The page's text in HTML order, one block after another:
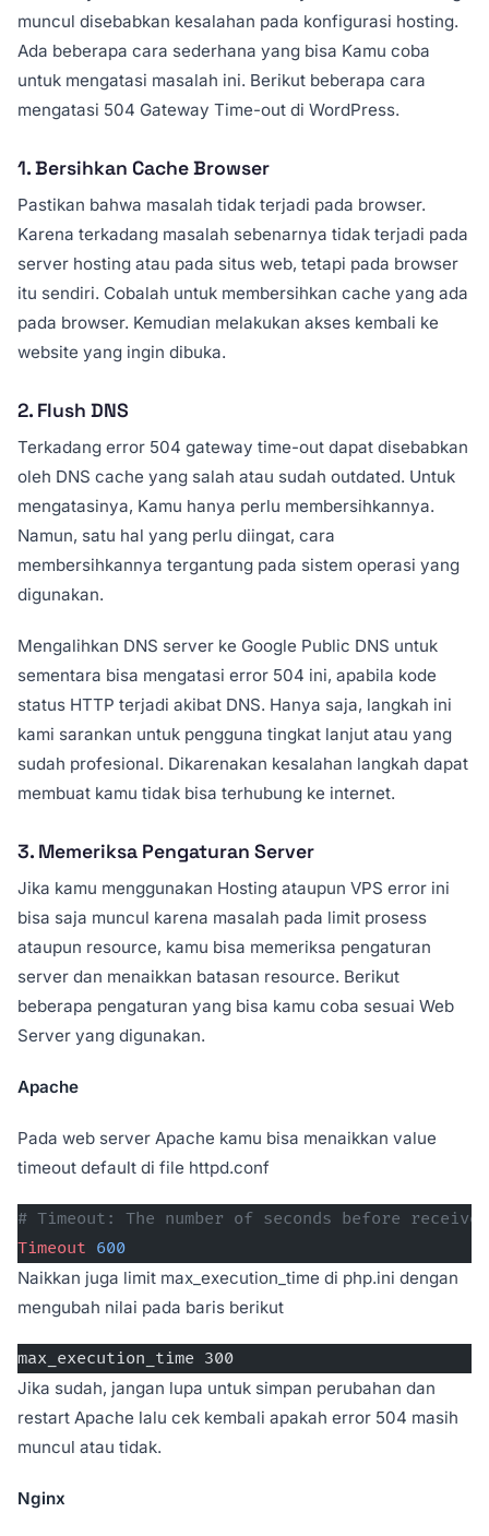
muncul disebabkan kesalahan pada konfigurasi hosting.
Ada beberapa cara sederhana yang bisa Kamu coba
untuk mengatasi masalah ini. Berikut beberapa cara
mengatasi 504 Gateway Time-out di WordPress.
1. Bersihkan Cache Browser
Pastikan bahwa masalah tidak terjadi pada browser.
Karena terkadang masalah sebenarnya tidak terjadi pada
server hosting atau pada situs web, tetapi pada browser
itu sendiri. Cobalah untuk membersihkan cache yang ada
pada browser. Kemudian melakukan akses kembali ke
website yang ingin dibuka.
2. Flush DNS
Terkadang error 504 gateway time-out dapat disebabkan
oleh DNS cache yang salah atau sudah outdated. Untuk
mengatasinya, Kamu hanya perlu membersihkannya.
Namun, satu hal yang perlu diingat, cara
membersihkannya tergantung pada sistem operasi yang
digunakan.
Mengalihkan DNS server ke Google Public DNS untuk
sementara bisa mengatasi error 504 ini, apabila kode
status HTTP terjadi akibat DNS. Hanya saja, langkah ini
kami sarankan untuk pengguna tingkat lanjut atau yang
sudah profesional. Dikarenakan kesalahan langkah dapat
membuat kamu tidak bisa terhubung ke internet.
3. Memeriksa Pengaturan Server
Jika kamu menggunakan Hosting ataupun VPS error ini
bisa saja muncul karena masalah pada limit prosess
ataupun resource, kamu bisa memeriksa pengaturan
server dan menaikkan batasan resource. Berikut
beberapa pengaturan yang bisa kamu coba sesuai Web
Server yang digunakan.
Apache
Pada web server Apache kamu bisa menaikkan value
timeout default di file httpd.conf
# Timeout: The number of seconds before
Timeout 600
Naikkan juga limit max_execution_time di php.ini dengan
mengubah nilai pada baris berikut
max_execution_time 300
Jika sudah, jangan lupa untuk simpan perubahan dan
restart Apache lalu cek kembali apakah error 504 masih
muncul atau tidak.
Nginx